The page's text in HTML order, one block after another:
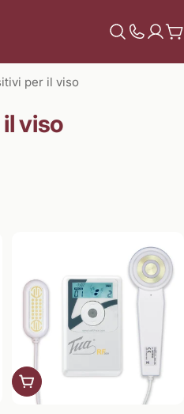
il
per il viso
viso
Aggiungi al carrello